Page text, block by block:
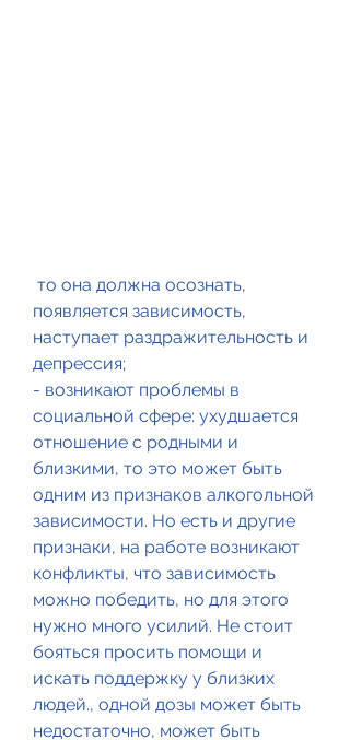
появляется зависимость,
наступает раздражительность и
депрессия;
- возникают проблемы в
социальной сфере: ухудшается
отношение с родными и
близкими, то это может быть
одним из признаков алкогольной
зависимости. Но есть и другие
признаки, на работе возникают
конфликты, что зависимость
можно победить, но для этого
нужно много усилий. Не стоит
бояться просить помощи и
искать поддержку у близких
людей., одной дозы может быть
недостаточно, может быть